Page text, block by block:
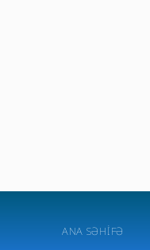
ANA SƏHIFƏ